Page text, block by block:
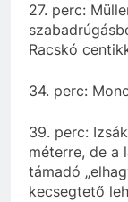
27. perc:
Racskó
34. perc:
39. perc:
méterre, de a
támadó
kecsegtető